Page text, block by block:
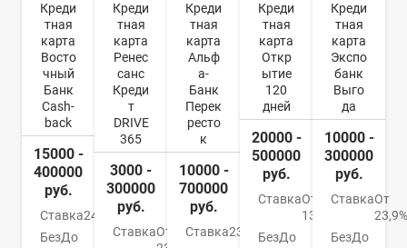
Креди
тная
карта
Восто
чный
Банк
Cash-
back
15000 -
400000
руб.
Ставка24%
БезДо
Креди
тная
карта
Ренес
санс
Креди
т
DRIVE
365
3000 -
300000
руб.
СтавкаОт
Креди
тная
карта
Альф
а-
Банк
Перек
ресто
к
10000 -
700000
руб.
Ставка23.99%
Креди
тная
карта
Откр
ытие
120
дней
20000 -
500000
руб.
СтавкаОт
13,9%
БезДо
Креди
тная
карта
Экспо
банк
Выго
да
10000 -
300000
руб.
СтавкаОт
23,9%
БезДо